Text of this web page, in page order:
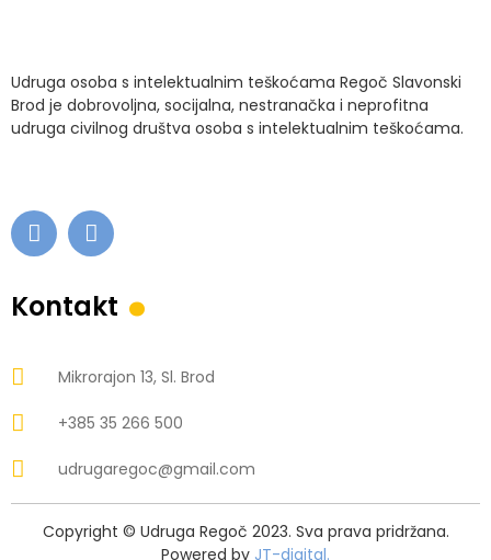
Udruga osoba s intelektualnim teškoćama Regoč Slavonski
Brod je dobrovoljna, socijalna, nestranačka i neprofitna
udruga civilnog društva osoba s intelektualnim teškoćama.
Kontakt .
Mikrorajon 13, Sl. Brod
+385 35 266 500
udrugaregoc@gmail.com
Copyright © Udruga Regoč 2023. Sva prava pridržana.
Powered by JT-digital.